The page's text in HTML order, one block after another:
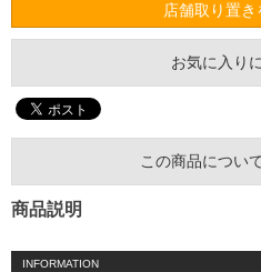
店舗取り置き
お気に入り
この商品につい
商品説明
INFORMATION